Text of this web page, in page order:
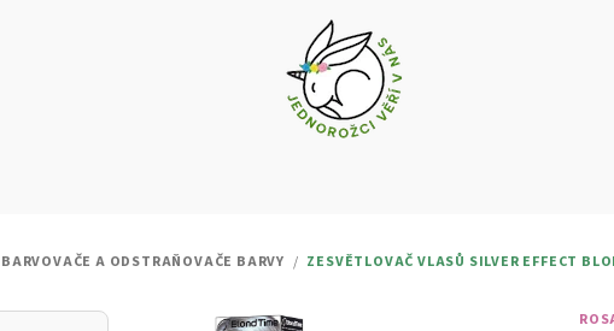
A ODSTRAŇOVAČE BARVY / ZESVĚTLOVAČ VLASŮ SILVER EFFECT